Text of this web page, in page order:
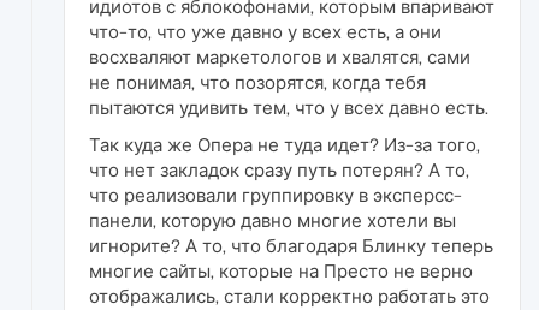
идиотов с яблокофонами, которым впаривают
что-то, что уже давно у всех есть, а они
восхваляют маркетологов и хвалятся, сами
не понимая, что позорятся, когда тебя
пытаются удивить тем, что у всех давно есть.
Так куда же Опера не туда идет? Из-за того,
что нет закладок сразу путь потерян? А то,
что реализовали группировку в эксперсс-
панели, которую давно многие хотели вы
игнорите? А то, что благодаря Блинку теперь
многие сайты, которые на Престо не верно
отображались, стали корректно работать это